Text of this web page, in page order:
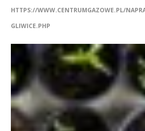
HTTPS://WWW.CENTRUMGAZOWE.PL/
GLIWICE.PHP